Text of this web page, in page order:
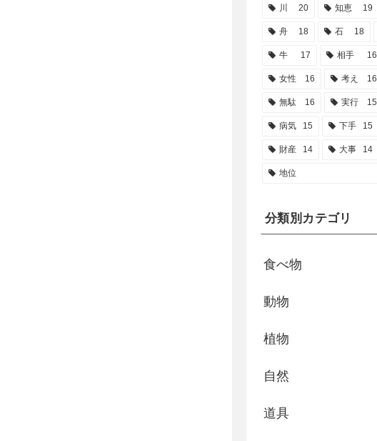
川 20 知恵 19
舟 18 石 18
牛 17 相手 16
女性 16 考え 16
無駄 16 実行 15
病気 15 下手 15
財産 14 大事 14
地位
分類別カテゴリ
食べ物
動物
植物
自然
道具